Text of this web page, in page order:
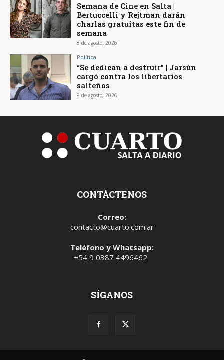
Semana de Cine en Salta |
Bertuccelli y Rejtman darán
charlas gratuitas este fin de
semana
8 de agosto, 2026
Política
“Se dedican a destruir” | Jarsún
cargó contra los libertarios
salteños
8 de agosto, 2026
CONTÁCTENOS
Correo:
contacto@cuarto.com.ar
Teléfono y Whatsapp:
+54 9 0387 4496462
SÍGANOS